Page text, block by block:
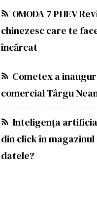
OMODA 7 PHEV
chinezesc care te
încărcat
Cometex a
comercial Târgu
Inteligența
din click în
datele?